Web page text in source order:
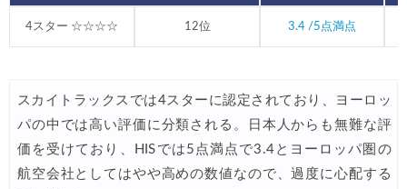
07/17 HIS) 海外旅行タイムセール(関西発)
Trip.com) 航空券 1,500円OFFクーポン
07/15 楽天トラベル) 海外ツアー 最大30,000円OFFクーポン
HIS) 海外航空券 2,000円OFFクーポン
4スター ☆☆☆☆ 12位 3.4 /5点満点
スカイトラックスでは4スターに認定されており、ヨーロッ
パの中では高い評価に分類される。日本人からも無難な評
価を受けており、HISでは5点満点で3.4とヨーロッパ圏の
航空会社としてはやや高めの数値なので、過度に心配する